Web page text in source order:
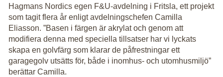
Hagmans Nordics egen F&U-avdelning i Fritsla, ett projekt
som tagit flera år enligt avdelningschefen Camilla
Eliasson. ”Basen i färgen är akrylat och genom att
modifiera denna med speciella tillsatser har vi lyckats
skapa en golvfärg som klarar de påfrestningar ett
garagegolv utsätts för, både i inomhus- och utomhusmiljö”
berättar Camilla.